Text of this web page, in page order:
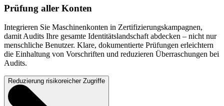
Prüfung aller Konten
Integrieren Sie Maschinenkonten in Zertifizierungskampagnen,
damit Audits Ihre gesamte Identitätslandschaft abdecken – nicht nur
menschliche Benutzer. Klare, dokumentierte Prüfungen erleichtern
die Einhaltung von Vorschriften und reduzieren Überraschungen bei
Audits.
Reduzierung risikoreicher Zugriffe